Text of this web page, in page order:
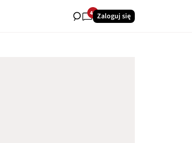
41Zaloguj się